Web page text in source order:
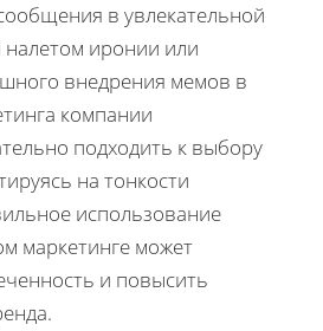
в увлекательной
налетом иронии или
внедрения мемов в
компании
подходить к выбору
на тонкости
использование
маркетинге может
и повысить